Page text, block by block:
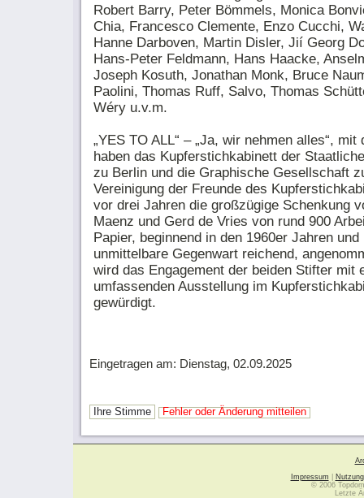
Robert Barry, Peter Bömmels, Monica
Chia, Francesco Clemente, Enzo Cucchi,
Hanne Darboven, Martin Disler, Jií Georg
Hans-Peter Feldmann, Hans Haacke,
Joseph Kosuth, Jonathan Monk, Bruce
Paolini, Thomas Ruff, Salvo, Thomas
Wéry u.v.m.
„YES TO ALL“ – „Ja, wir nehmen alles“, mit
haben das Kupferstichkabinett der
zu Berlin und die Graphische Gesellschaft
Vereinigung der Freunde des
vor drei Jahren die großzügige Schenkung
Maenz und Gerd de Vries von rund 900
Papier, beginnend in den 1960er Jahren
unmittelbare Gegenwart reichend,
wird das Engagement der beiden Stifter mit
umfassenden Ausstellung im
gewürdigt.
Eingetragen am: Dienstag, 02.09.2025
Ihre Stimme Fehler oder Änderung mitteilen
Impressum
© 2006
Letzte